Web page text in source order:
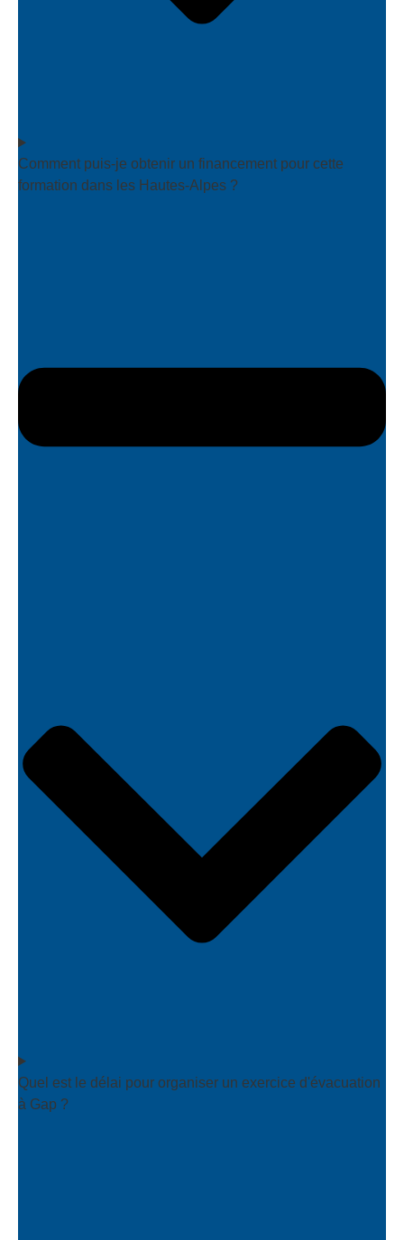
Comment puis-je obtenir un financement pour cette
formation dans les Hautes-Alpes ?
Quel est le délai pour organiser un exercice d'évacuation
à Gap ?